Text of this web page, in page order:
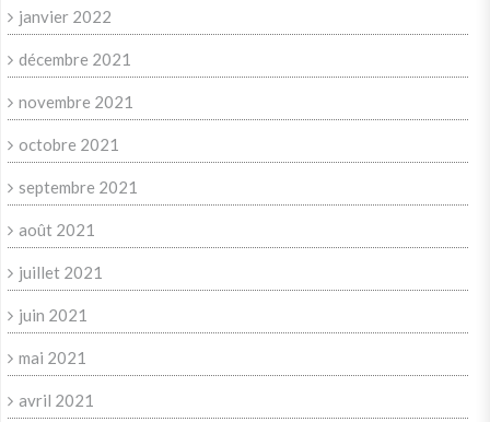
janvier 2022
décembre 2021
novembre 2021
octobre 2021
septembre 2021
août 2021
juillet 2021
juin 2021
mai 2021
avril 2021